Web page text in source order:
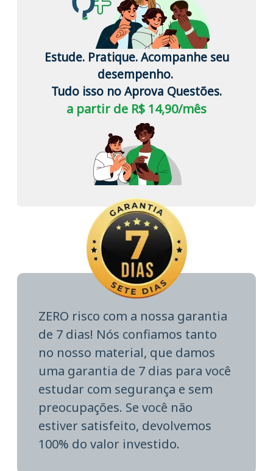
Estude. Pratique. Acompanhe seu
desempenho.
Tudo isso no Aprova Questões.
a partir de R$ 14,90/mês
ZERO risco com a nossa garantia
de 7 dias! Nós confiamos tanto
no nosso material, que damos
uma garantia de 7 dias para você
estudar com segurança e sem
preocupações. Se você não
estiver satisfeito, devolvemos
100% do valor investido.